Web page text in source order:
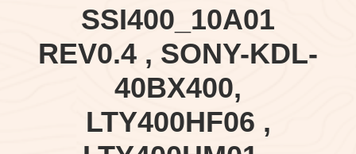
SSI400_10A01
REV0.4 , SONY-KDL-
40BX400,
LTY400HF06 ,